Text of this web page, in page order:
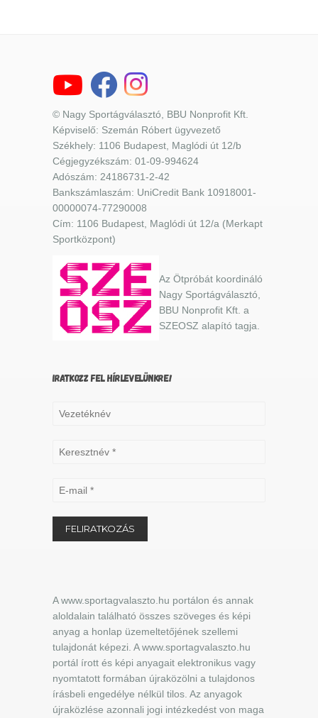
© Nagy Sportágválasztó, BBU Nonprofit Kft.
Képviselő: Szemán Róbert ügyvezető
Székhely: 1106 Budapest, Maglódi út 12/b
Cégjegyzékszám: 01-09-994624
Adószám: 24186731-2-42
Bankszámlaszám: UniCredit Bank 10918001-
00000074-77290008
Cím: 1106 Budapest, Maglódi út 12/a (Merkapt
Sportközpont)
Az Ötpróbát koordináló
Nagy Sportágválasztó,
BBU Nonprofit Kft. a
SZEOSZ alapító tagja.
IRATKOZZ FEL HÍRLEVELÜNKRE!
A www.sportagvalaszto.hu portálon és annak
aloldalain található összes szöveges és képi
anyag a honlap üzemeltetőjének szellemi
tulajdonát képezi. A www.sportagvalaszto.hu
portál írott és képi anyagait elektronikus vagy
nyomtatott formában újraközölni a tulajdonos
írásbeli engedélye nélkül tilos. Az anyagok
újraközlése azonnali jogi intézkedést von maga